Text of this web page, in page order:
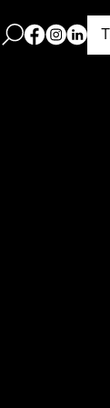
Ouvrir la barre
PagePagePage